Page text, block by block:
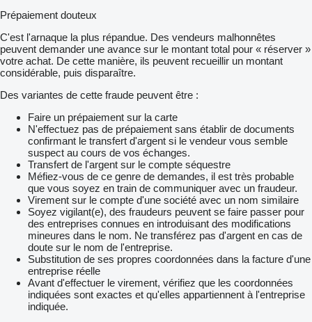
Prépaiement douteux
C'est l'arnaque la plus répandue. Des vendeurs malhonnêtes
peuvent demander une avance sur le montant total pour « réserver »
votre achat. De cette manière, ils peuvent recueillir un montant
considérable, puis disparaître.
Des variantes de cette fraude peuvent être :
Faire un prépaiement sur la carte
N'effectuez pas de prépaiement sans établir de documents
confirmant le transfert d'argent si le vendeur vous semble
suspect au cours de vos échanges.
Transfert de l'argent sur le compte séquestre
Méfiez-vous de ce genre de demandes, il est très probable
que vous soyez en train de communiquer avec un fraudeur.
Virement sur le compte d'une société avec un nom similaire
Soyez vigilant(e), des fraudeurs peuvent se faire passer pour
des entreprises connues en introduisant des modifications
mineures dans le nom. Ne transférez pas d'argent en cas de
doute sur le nom de l'entreprise.
Substitution de ses propres coordonnées dans la facture d'une
entreprise réelle
Avant d'effectuer le virement, vérifiez que les coordonnées
indiquées sont exactes et qu'elles appartiennent à l'entreprise
indiquée.